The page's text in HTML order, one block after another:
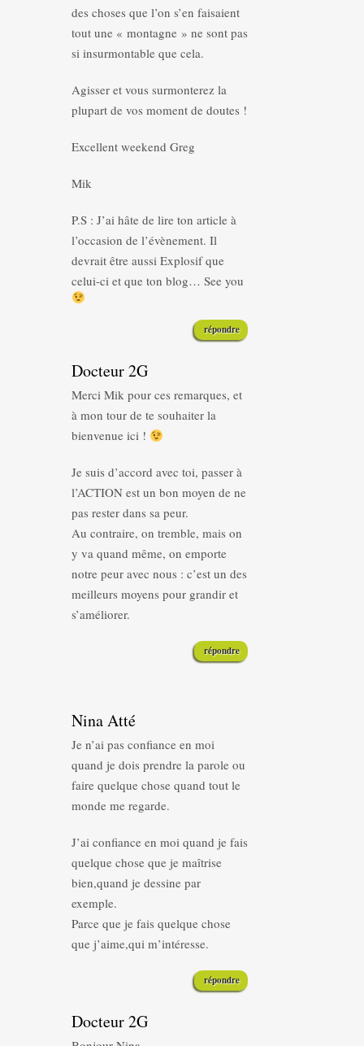
des choses que l’on s’en faisaient
tout une « montagne » ne sont pas
si insurmontable que cela.
Agisser et vous surmonterez la
plupart de vos moment de doutes !
Excellent weekend Greg
Mik
P.S : J’ai hâte de lire ton article à
l’occasion de l’évènement. Il
devrait être aussi Explosif que
celui-ci et que ton blog… See you
répondre
Docteur 2G
Merci Mik pour ces remarques, et
à mon tour de te souhaiter la
bienvenue ici !
Je suis d’accord avec toi, passer à
l’ACTION est un bon moyen de ne
pas rester dans sa peur.
Au contraire, on tremble, mais on
y va quand même, on emporte
notre peur avec nous : c’est un des
meilleurs moyens pour grandir et
s’améliorer.
répondre
Nina Atté
Je n’ai pas confiance en moi
quand je dois prendre la parole ou
faire quelque chose quand tout le
monde me regarde.
J’ai confiance en moi quand je fais
quelque chose que je maîtrise
bien,quand je dessine par
exemple.
Parce que je fais quelque chose
que j’aime,qui m’intéresse.
répondre
Docteur 2G